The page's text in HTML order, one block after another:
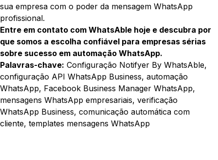
sua empresa com o poder da mensagem WhatsApp
profissional.
Entre em contato com WhatsAble hoje e descubra por
que somos a escolha confiável para empresas sérias
sobre sucesso em automação WhatsApp.
Palavras-chave: Configuração Notifyer By WhatsAble,
configuração API WhatsApp Business, automação
WhatsApp, Facebook Business Manager WhatsApp,
mensagens WhatsApp empresariais, verificação
WhatsApp Business, comunicação automática com
cliente, templates mensagens WhatsApp